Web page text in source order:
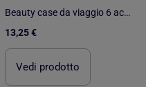
Beauty case da viaggio 6 accessori cotone
13,25 €
Vedi prodotto